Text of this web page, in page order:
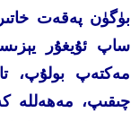
بۈگۈن پەقەت
ساپ ئۇيغۇر
مەكتەپ بولۇپ،
چىقىپ، مەھەللە